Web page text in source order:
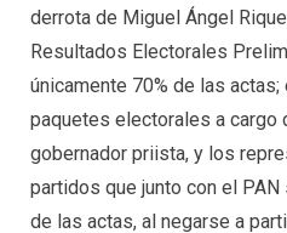
derrota de Miguel Ángel
Resultados Electorales
únicamente 70% de las
paquetes electorales a cargo
gobernador priista, y los
partidos que junto con el
de las actas, al negarse a